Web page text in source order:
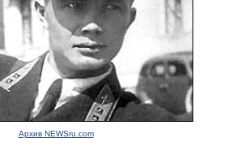
Архив NEWSru.com